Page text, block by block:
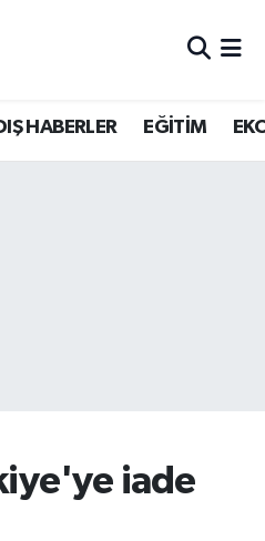
HABERLER EĞİTİM
iade